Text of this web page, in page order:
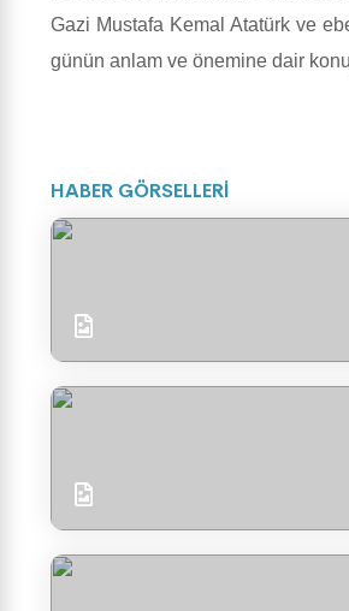
Gazi Mustafa Kemal Atatürk ve
günün anlam ve önemine dair
HABER GÖRSELLERİ